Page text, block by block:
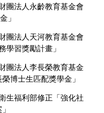
團法人永齡教育基金會
」
團法人天河教育基金會
學習獎勵計畫」
團法人李長榮教育基金
博士生匹配獎學金」
生福利部修正「強化社